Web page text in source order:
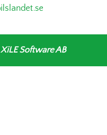
XiLE Software AB